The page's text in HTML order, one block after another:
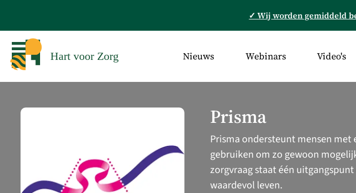
✓ Wij worden gemiddeld
Hart voor Zorg Nieuws Webinars Video's
Prisma
Prisma ondersteunt mensen
gebruiken om zo gewoon
zorgvraag staat één
waardevol leven.